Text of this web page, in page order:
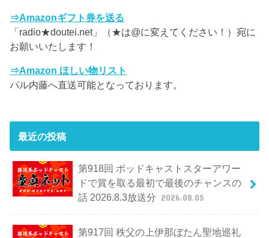
⇒Amazonギフト券を送る
「radio★doutei.net」（★は@に変えてください！）宛に
お願いいたします！
⇒Amazon ほしい物リスト
パル内藤へ直送可能となっております。
最近の投稿
第918回 ポッドキャストスターアワー
ドで賞を取る最初で最後のチャンスの
話 2026.8.3放送分 2026.08.05
第917回 秩父の上伊那ぼたん聖地巡礼